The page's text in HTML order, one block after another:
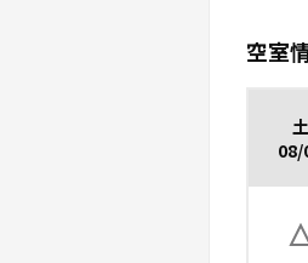
空室
土
08/